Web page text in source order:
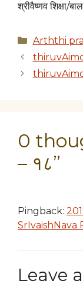
श्रीवैष्णव शिक्षा/
Categories
Arththi
0
– १८”
Pingback:
Leave